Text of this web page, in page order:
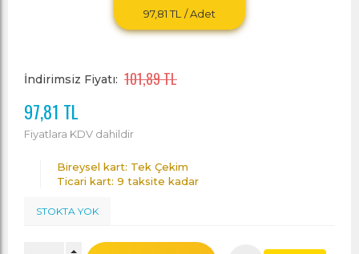
97,81 TL / Adet
İndirimsiz Fiyatı: 101,89 TL
97,81 TL
Fiyatlara KDV dahildir
Bireysel kart: Tek Çekim
Ticari kart: 9 taksite kadar
STOKTA YOK